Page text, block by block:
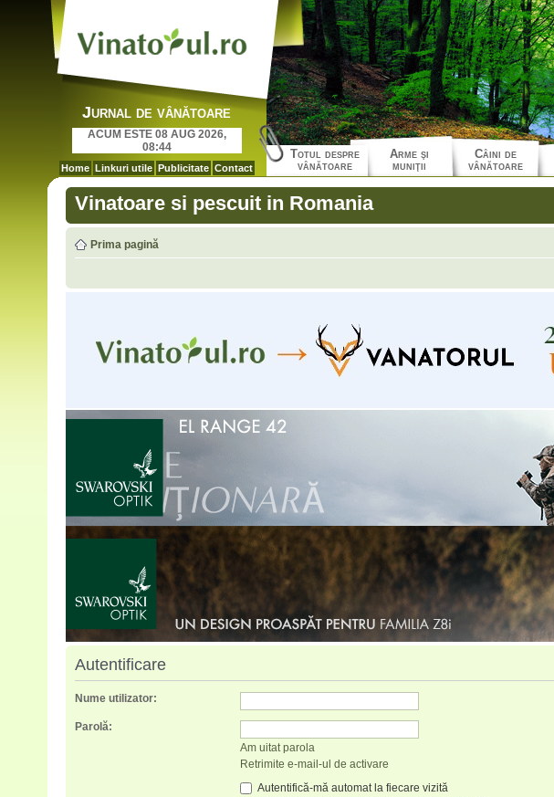
Jurnal de vânătoare
ACUM ESTE 08 AUG 2026,
08:44
Home Linkuri utile Publicitate Contact
Totul despre
vânătoare
Arme şi
muniţii
Câini de
vânătoare
Vinatoare si pescuit in Romania
Prima pagină
Autentificare
Nume utilizator:
Parolă:
Am uitat parola
Retrimite e-mail-ul de activare
Autentifică-mă automat la fiecare vizită